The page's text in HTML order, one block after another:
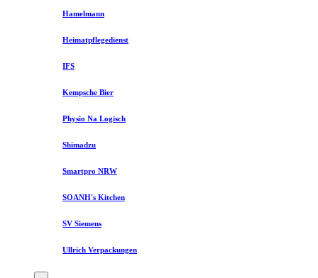
Hamelmann
Heimatpflegedienst
IFS
Kempsche Bier
Physio Na Logisch
Shimadzu
Smartpro NRW
SOANH's Kitchen
SV Siemens
Ullrich Verpackungen